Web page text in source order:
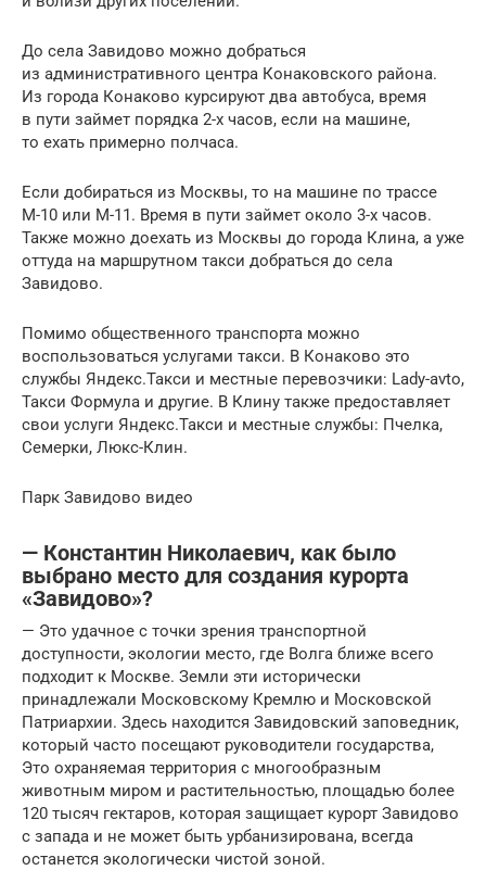
До села Завидово можно добраться
из административного центра Конаковского района.
Из города Конаково курсируют два автобуса, время
в пути займет порядка 2-х часов, если на машине,
то ехать примерно полчаса.
Если добираться из Москвы, то на машине по трассе
М-10 или М-11. Время в пути займет около 3-х часов.
Также можно доехать из Москвы до города Клина, а уже
оттуда на маршрутном такси добраться до села
Завидово.
Помимо общественного транспорта можно
воспользоваться услугами такси. В Конаково это
службы Яндекс.Такси и местные перевозчики: Lady-avto,
Такси Формула и другие. В Клину также предоставляет
свои услуги Яндекс.Такси и местные службы: Пчелка,
Семерки, Люкс-Клин.
Парк Завидово видео
— Константин Николаевич, как было
выбрано место для создания курорта
«Завидово»?
— Это удачное с точки зрения транспортной
доступности, экологии место, где Волга ближе всего
подходит к Москве. Земли эти исторически
принадлежали Московскому Кремлю и Московской
Патриархии. Здесь находится Завидовский заповедник,
который часто посещают руководители государства,
Это охраняемая территория с многообразным
животным миром и растительностью, площадью более
120 тысяч гектаров, которая защищает курорт Завидово
с запада и не может быть урбанизирована, всегда
останется экологически чистой зоной.